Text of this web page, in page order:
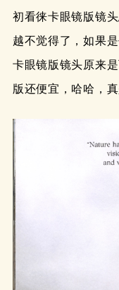
初看徕卡眼镜版镜
越不觉得了，如果
卡眼镜版镜头原来
版还便宜，哈哈，